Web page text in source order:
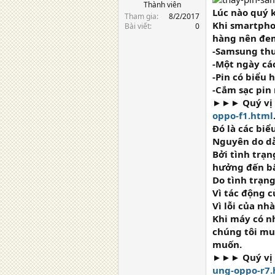
Thành viên
Tham gia
8/2/2017
Bài viết
0
Lúc nào quý
Khi
hàng nên
-Samsung
-Một ngày
-Pin có biểu
-Cắm sạc
►►► Quý vị
oppo-f1.html
Đó là các
Nguyên do
Bởi tình
hưởng đến
Do tình
Vì tác động
Vì lỗi của
Khi máy có
chúng tôi
muốn.
►►► Quý vị
ung-oppo-